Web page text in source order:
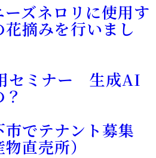
ズネロリに使用す
摘みを行いまし
セミナー 生成AI
でテナント募集
直売所）